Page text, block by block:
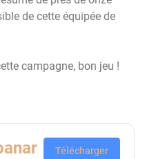
de cette équipée de
campagne, bon jeu !
Télécharger